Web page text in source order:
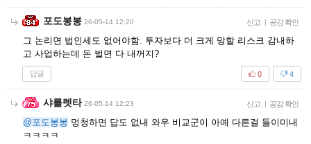
포도봉봉 26-05-14 12:20 신고 | 공감 확인
그 논리면 법인세도 없어야함. 투자보다 더 크게 망할 리스크 감내하
고 사업하는데 돈 벌면 다 내꺼지?
답글 4
0
샤를렛타 26-05-14 12:23 신고 | 공감 확인
@포도봉봉 멍청하면 답도 없내 와우 비교군이 아예 다른걸 들이미내
ㅋㅋㅋㅋ